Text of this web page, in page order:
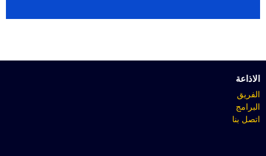
الاذاعة
الفريق
البرامج
اتصل بنا